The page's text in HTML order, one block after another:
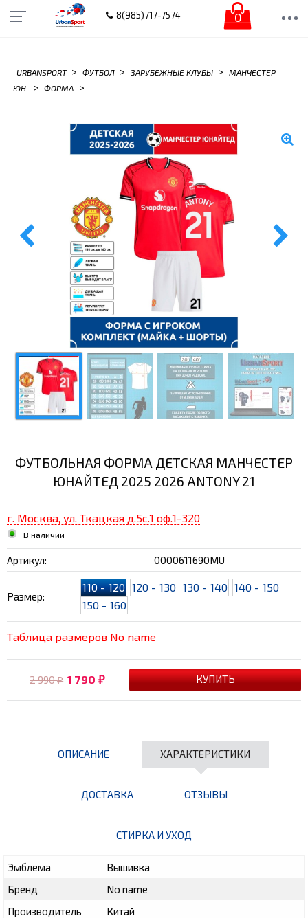
8(985)717-7574 0
URBANSPORT > ФУТБОЛ > ЗАРУБЕЖНЫЕ КЛУБЫ >
МАНЧЕСТЕР
ЮН.
> ФОРМА >
ФУТБОЛЬНАЯ ФОРМА ДЕТСКАЯ МАНЧЕСТЕР
ЮНАЙТЕД 2025 2026 ANTONY 21
г. Москва, ул. Ткацкая д.5с.1 оф.1-320:
В наличии
Артикул: 0000611690MU
Размер:
110 - 120 120 - 130 130 - 140 140 - 150
150 - 160
Таблица размеров No name
2 990₽ 1 790₽
ОПИСАНИЕ ХАРАКТЕРИСТИКИ
ДОСТАВКА ОТЗЫВЫ
СТИРКА И УХОД
Эмблема
Вышивка
Бренд
No name
Производитель
Китай